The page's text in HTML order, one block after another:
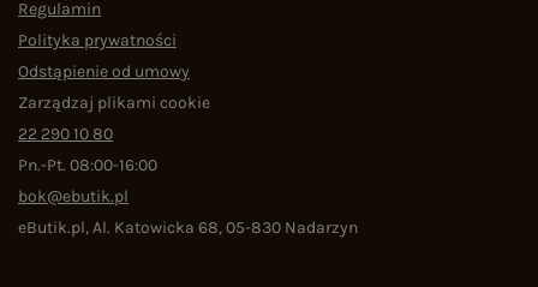
Regulamin
Polityka prywatności
Odstąpienie od umowy
Zarządzaj plikami cookie
22 290 10 80
Pn.-Pt. 08:00-16:00
bok@ebutik.pl
eButik.pl,Al. Katowicka 68,05-830 Nadarzyn